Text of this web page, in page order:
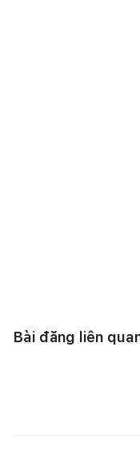
Bài đăng liên